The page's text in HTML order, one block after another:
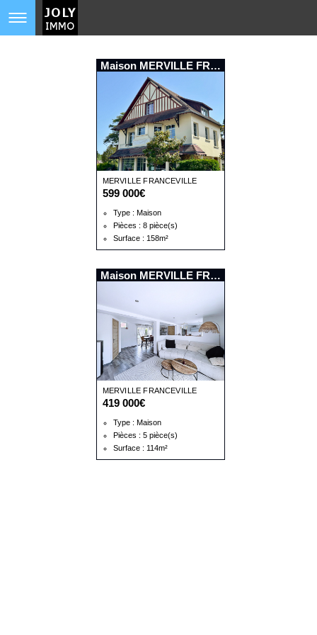
Maison MERVILLE FRANCEVILLE PLAGE
MERVILLE FRANCEVILLE
PLAGE
599 000€
Type : Maison
Pièces : 8 pièce(s)
Surface : 158m²
Maison MERVILLE FRANCEVILLE PLAGE
MERVILLE FRANCEVILLE
PLAGE
419 000€
Type : Maison
Pièces : 5 pièce(s)
Surface : 114m²